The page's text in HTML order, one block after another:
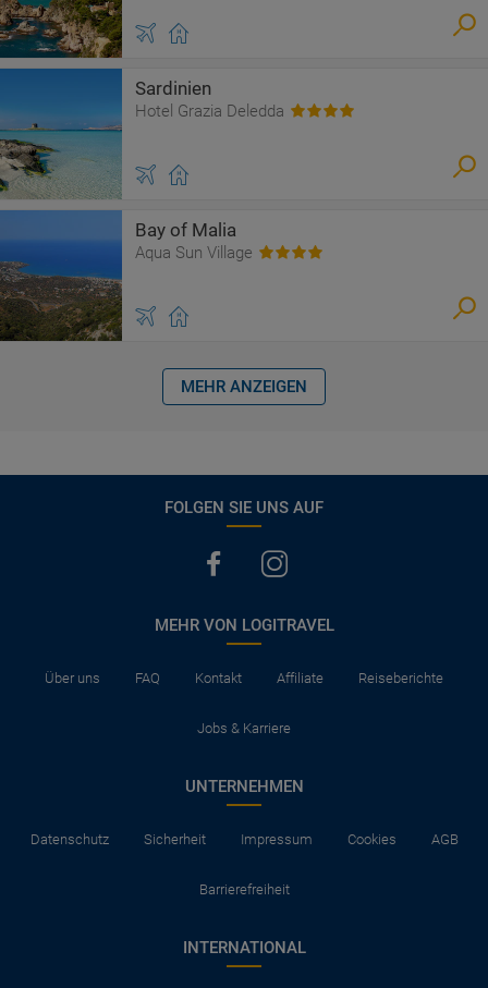
Sardinien
Hotel Grazia Deledda
Bay of Malia
Aqua Sun Village
MEHR ANZEIGEN
FOLGEN SIE UNS AUF
MEHR VON LOGITRAVEL
Über uns FAQ Kontakt Affiliate Reiseberichte
Jobs & Karriere
UNTERNEHMEN
Datenschutz Sicherheit Impressum Cookies AGB
Barrierefreiheit
INTERNATIONAL